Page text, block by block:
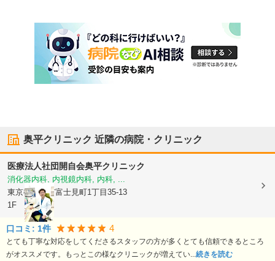
奥平クリニック 近隣の病院・クリニック
医療法人社団開自会奥平クリニック
消化器内科, 内視鏡内科, 内科, ...
東京都立川市富士見町1丁目35-13
1F
口コミ: 1件 4
とても丁寧な対応をしてくださるスタッフの方が多くとても信頼できるところ
がオススメです。もっとこの様なクリニックが増えてい...続きを読む